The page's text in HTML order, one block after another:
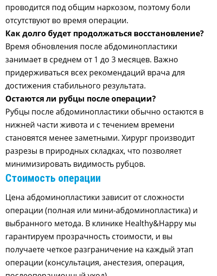
проводится под общим наркозом, поэтому боли
отсутствуют во время операции.
Как долго будет продолжаться восстановление?
Время обновления после абдоминопластики
занимает в среднем от 1 до 3 месяцев. Важно
придерживаться всех рекомендаций врача для
достижения стабильного результата.
Остаются ли рубцы после операции?
Рубцы после абдоминопластики обычно остаются в
нижней части живота и с течением времени
становятся менее заметными. Хирург производит
разрезы в природных складках, что позволяет
минимизировать видимость рубцов.
Стоимость операции
Цена абдоминопластики зависит от сложности
операции (полная или мини-абдоминопластика) и
выбранного метода. В клинике Healthy&Happy мы
гарантируем прозрачность стоимости, и вы
получаете четкое разграничение на каждый этап
операции (консультация, анестезия, операция,